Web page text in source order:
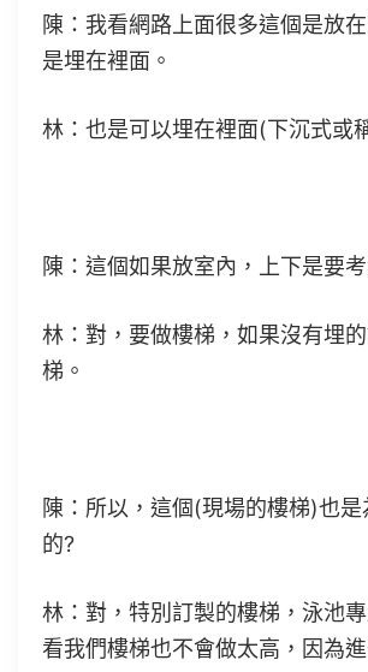
陳：我看網路上面很多這個是放
是埋在裡面。
林：也是可以埋在裡面(下沉式或
陳：這個如果放室內，上下是要
林：對，要做樓梯，如果沒有埋
梯。
陳：所以，這個(現場的樓梯)也
的?
林：對，特別訂製的樓梯，泳池
看我們樓梯也不會做太高，因為